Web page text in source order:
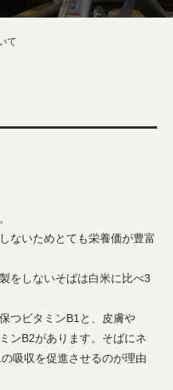
て
ないためとても栄養価が豊富
をしないそばは白米に比べ3
つビタミンB1と、皮膚や
ンB2があります。そばにネ
吸収を促進させるのが理由